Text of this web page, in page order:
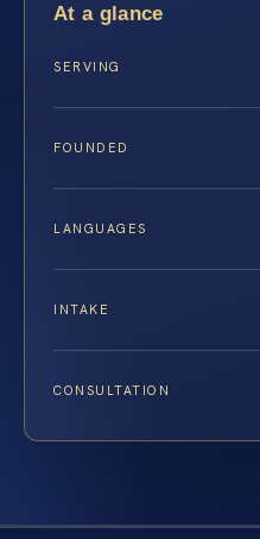
At a glance
SERVING
FOUNDED
LANGUAGES
INTAKE
CONSULTATION